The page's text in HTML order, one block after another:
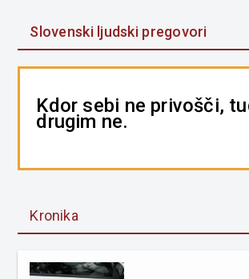
Slovenski ljudski pregovori
Kdor sebi ne privošči,
drugim ne.
Kronika